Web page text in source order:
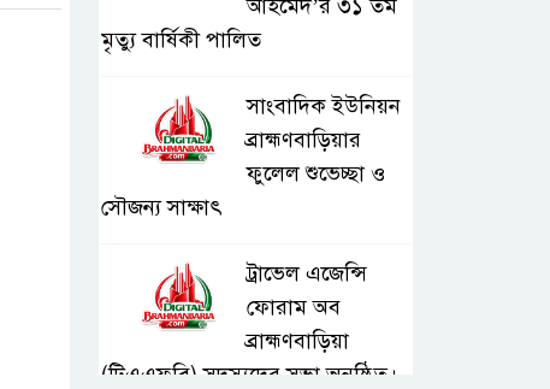
আহমেদ’র ৩১ তম
মৃত্যু বার্ষিকী পালিত
সাংবাদিক ইউনিয়ন
ব্রাহ্মণবাড়িয়ার
ফুলেল শুভেচ্ছা ও
সৌজন্য সাক্ষাৎ
ট্রাভেল এজেন্সি
ফোরাম অব
ব্রাহ্মণবাড়িয়া
(টিএএফবি) সদস্যদের সভা অনুষ্ঠিত।